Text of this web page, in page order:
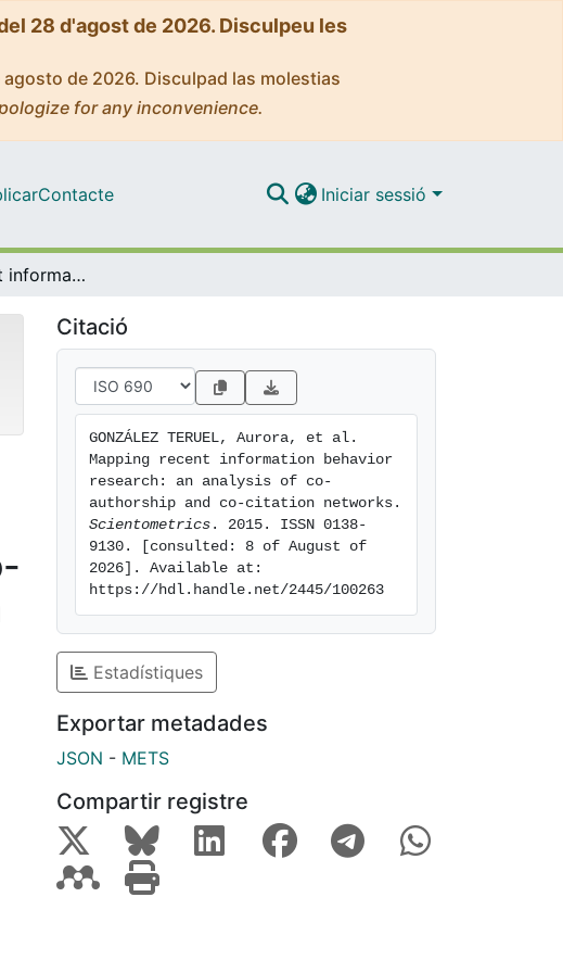
28 d'agost de 2026. Disculpeu les
de 2026. Disculpad las molestias
for any inconvenience.
Contacte Iniciar sessió
Mapping recent information behavior research: an analysis of co-authorship and co-citation networks
Citació
GONZÁLEZ TERUEL, Aurora, et al.
Mapping recent information behavior
research: an analysis of co-
Scientometrics . 2015. ISSN 0138-
9130. [consulted: 8 of August of
2026]. Available at:
https://hdl.handle.net/2445/100263
Estadístiques
Exportar metadades
JSON - METS
Compartir registre